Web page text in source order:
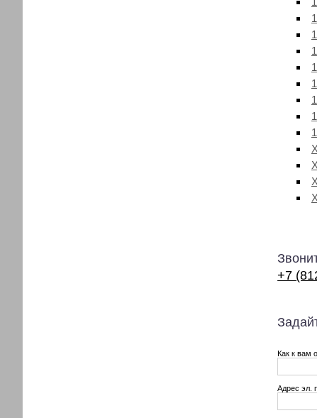
+7
Как к вам
Адрес эл.